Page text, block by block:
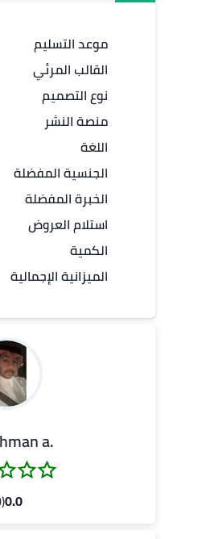
موعد التسليم
القالب المرئي
نوع التصميم
منصة النشر
اللغة
الجنسية المفضلة
الخبرة المفضلة
استلام العروض
الكمية
الميزانية الإجمالية
.abdurhman a
0.0
(0)